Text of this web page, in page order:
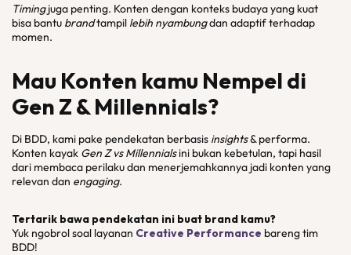
Timingjuga penting. Konten dengan konteks budaya yang kuat
bisa bantu brandtampil lebih nyambungdan adaptif terhadap
momen.
Mau Konten kamu Nempel di
Gen Z & Millennials?
Di BDD, kami pake pendekatan berbasis insights& performa.
Konten kayak Gen Z vs Millennialsini bukan kebetulan, tapi hasil
dari membaca perilaku dan menerjemahkannya jadi konten yang
relevan dan engaging.
Tertarik bawa pendekatan ini buat brand kamu?
Yuk ngobrol soal layanan Creative Performance bareng tim
BDD!